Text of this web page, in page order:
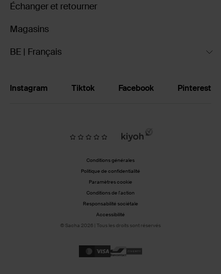
Échanger et retourner
Magasins
BE | Français
Instagram Tiktok Facebook Pinterest
Conditions générales
Politique de confidentialité
Paramètres cookie
Conditions de l'action
Responsabilité sociétale
Accessibilité
© Sacha 2026 | Tous les droits sont réservés